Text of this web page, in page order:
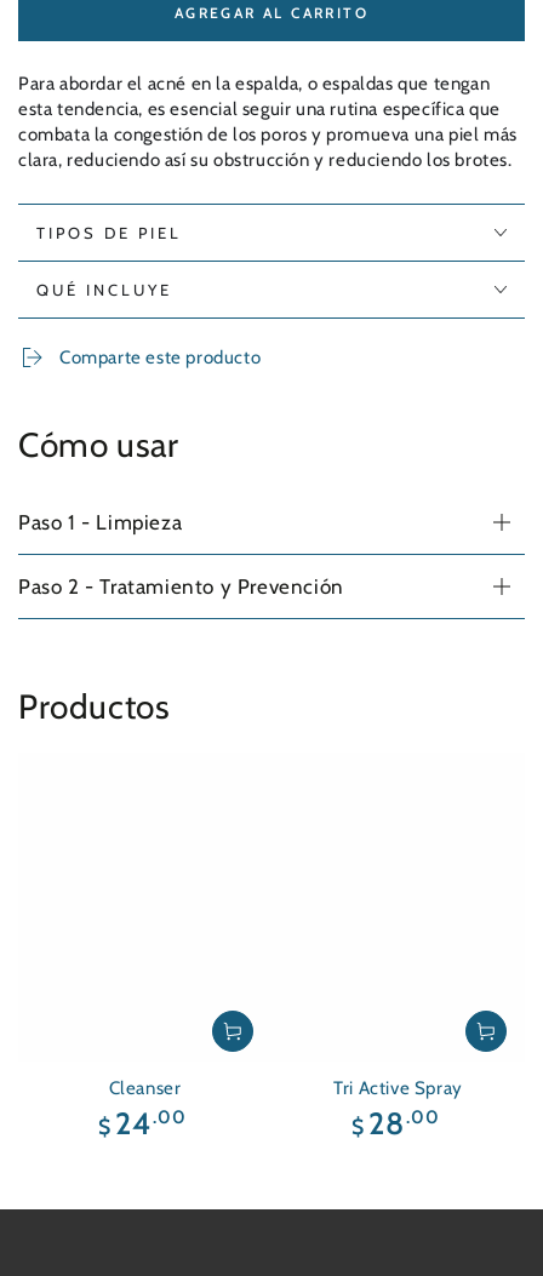
AGREGAR AL CARRITO
Para abordar el acné en la espalda, o espaldas que tengan
esta tendencia, es esencial seguir una rutina específica que
combata la congestión de los poros y promueva una piel más
clara, reduciendo así su obstrucción y reduciendo los brotes.
TIPOS DE PIEL
QUÉ INCLUYE
Comparte este producto
Cómo usar
Paso 1 - Limpieza
Paso 2 - Tratamiento y Prevención
Productos
Cleanser
Precio
regular
$ 24.00
Tri Active Spray
Precio
regular
$ 28.00